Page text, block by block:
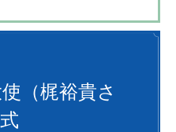
（梶裕貴さ